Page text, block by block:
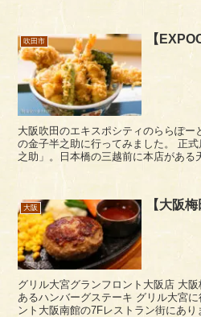
吹田市 【
大阪吹田のエキスポシティのららぽー
の金子半之助に行ってみました。 正
之助」。日本橋の三越前に本店がある
大阪 【大阪
グリル大宮グランフロント大阪店 大阪梅田のグランフロント大阪に
あるハンバーグステーキ グリル大宮
ント大阪南館の7Fレストラン街にあります。 グリル大宮は